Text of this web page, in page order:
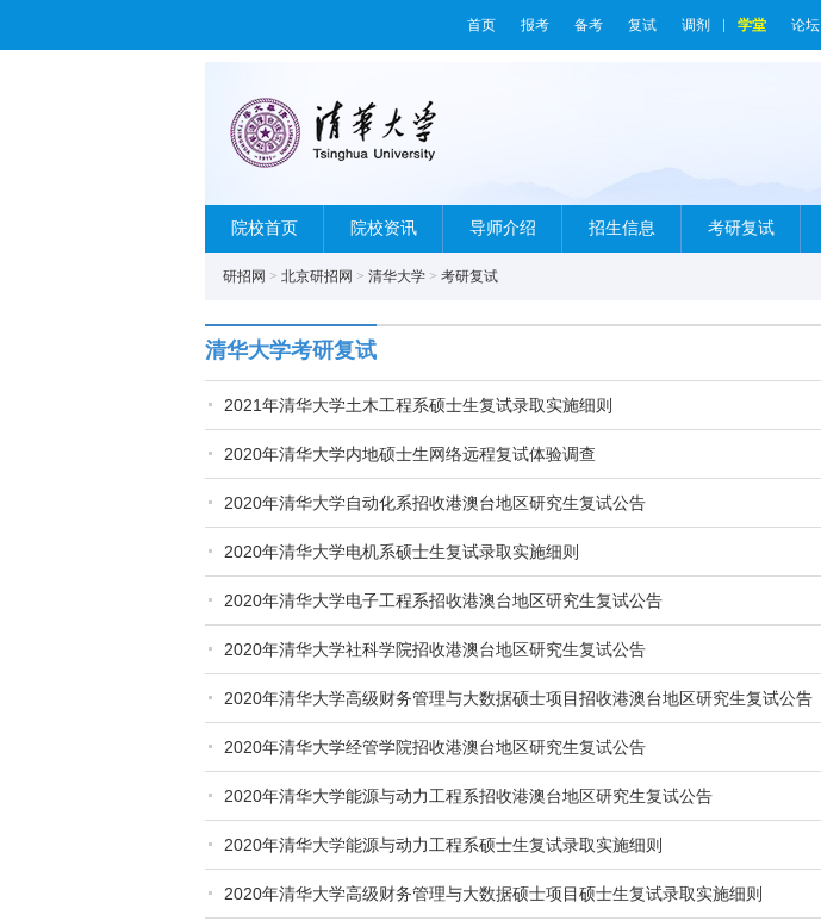
首页 报考 备考 复试 调剂 学堂 论坛
院校首页 院校资讯 导师介绍 招生信息 考研复试
研招网 > 北京研招网 > 清华大学 > 考研复试
清华大学考研复试
2021年清华大学土木工程系硕士生复试录取实施细则
2020年清华大学内地硕士生网络远程复试体验调查
2020年清华大学自动化系招收港澳台地区研究生复试公告
2020年清华大学电机系硕士生复试录取实施细则
2020年清华大学电子工程系招收港澳台地区研究生复试公告
2020年清华大学社科学院招收港澳台地区研究生复试公告
2020年清华大学高级财务管理与大数据硕士项目招收港澳台地区研究生复试公告
2020年清华大学经管学院招收港澳台地区研究生复试公告
2020年清华大学能源与动力工程系招收港澳台地区研究生复试公告
2020年清华大学能源与动力工程系硕士生复试录取实施细则
2020年清华大学高级财务管理与大数据硕士项目硕士生复试录取实施细则